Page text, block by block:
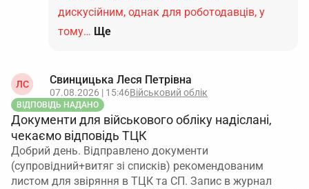
дискусійним, однак для роботодавців, у
тому… Ще
ЛС Свинцицька Леся Петрівна
07.08.2026 | 15:46Військовий облік
ВІДПОВІДЬ НАДАНО
Документи для військового обліку надіслані,
чекаємо відповідь ТЦК
Добрий день. Відправлено документи
(супровідний+витяг зі списків) рекомендованим
листом для звіряння в ТЦК та СП. Запис в журнал